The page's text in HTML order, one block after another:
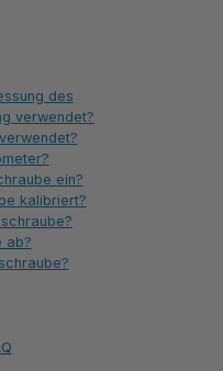
des
verwendet?
ein?
kalibriert?
ab?